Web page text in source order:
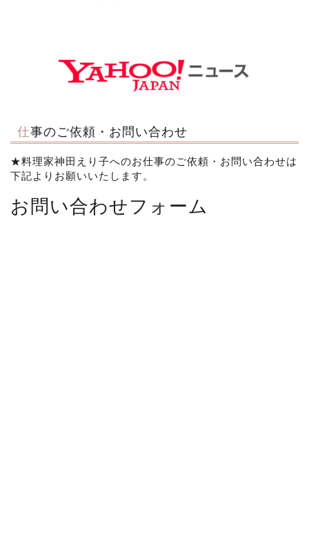
仕事のご依頼・お問い合わせ
★料理家神田えり子へのお仕事のご依頼・お問い合わせは
下記よりお願いいたします。
お問い合わせフォーム